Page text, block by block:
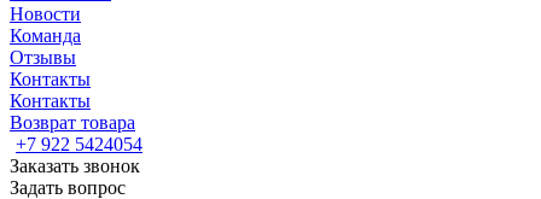
Новости
Команда
Отзывы
Контакты
Контакты
Возврат товара
+7 922 5424054
Заказать звонок
Задать вопрос